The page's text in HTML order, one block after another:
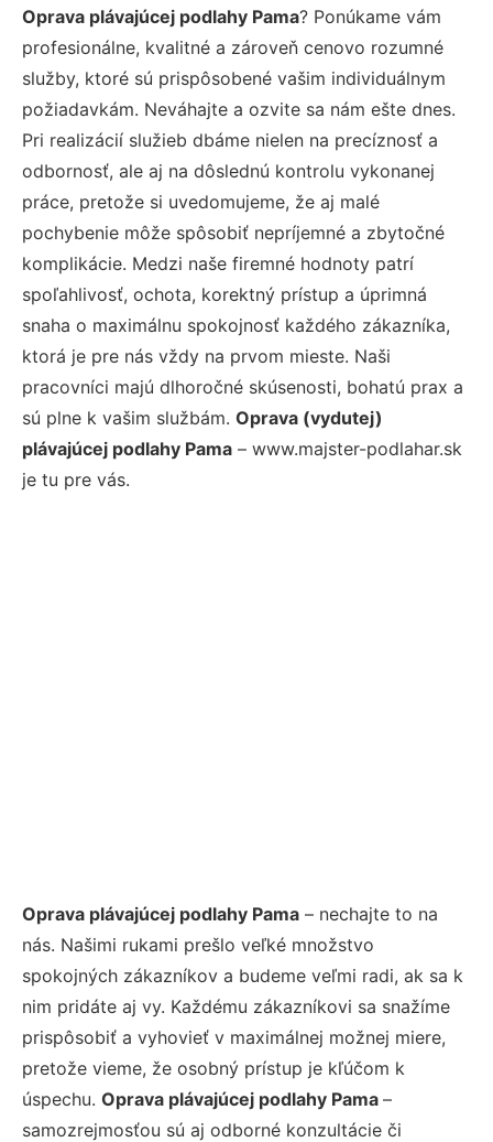
Oprava plávajúcej podlahy Pama? Ponúkame vám
profesionálne, kvalitné a zároveň cenovo rozumné
služby, ktoré sú prispôsobené vašim individuálnym
požiadavkám. Neváhajte a ozvite sa nám ešte dnes.
Pri realizácií služieb dbáme nielen na precíznosť a
odbornosť, ale aj na dôslednú kontrolu vykonanej
práce, pretože si uvedomujeme, že aj malé
pochybenie môže spôsobiť nepríjemné a zbytočné
komplikácie. Medzi naše firemné hodnoty patrí
spoľahlivosť, ochota, korektný prístup a úprimná
snaha o maximálnu spokojnosť každého zákazníka,
ktorá je pre nás vždy na prvom mieste. Naši
pracovníci majú dlhoročné skúsenosti, bohatú prax a
sú plne k vašim službám. Oprava (vydutej)
plávajúcej podlahy Pama – www.majster-podlahar.sk
je tu pre vás.
Oprava plávajúcej podlahy Pama – nechajte to na
nás. Našimi rukami prešlo veľké množstvo
spokojných zákazníkov a budeme veľmi radi, ak sa k
nim pridáte aj vy. Každému zákazníkovi sa snažíme
prispôsobiť a vyhovieť v maximálnej možnej miere,
pretože vieme, že osobný prístup je kľúčom k
úspechu. Oprava plávajúcej podlahy Pama –
samozrejmosťou sú aj odborné konzultácie či